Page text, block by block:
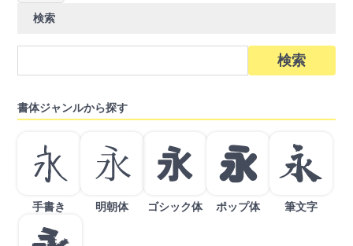
ー
ジ
り
検索
書体ジャンルから探す
手書き 明朝体 ゴシック体 ポップ体 筆文字